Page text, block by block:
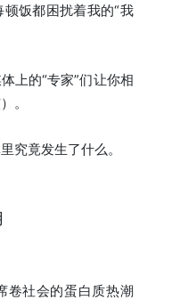
饭都困扰着我的“我
上的“专家”们让你相
。
究竟发生了什么。
卷社会的蛋白质热潮